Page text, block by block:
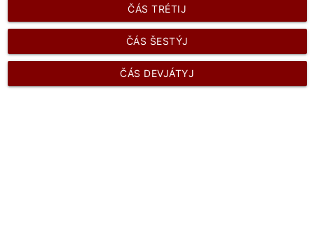
ČÁS TRÉTIJ
ČÁS ŠESTÝJ
ČÁS DEVJÁTYJ